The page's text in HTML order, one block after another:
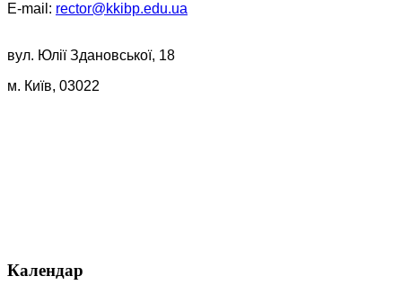
E-mail: rector@kkibp.edu.ua
вул. Юлії Здановської, 18
м. Київ, 03022
Календар